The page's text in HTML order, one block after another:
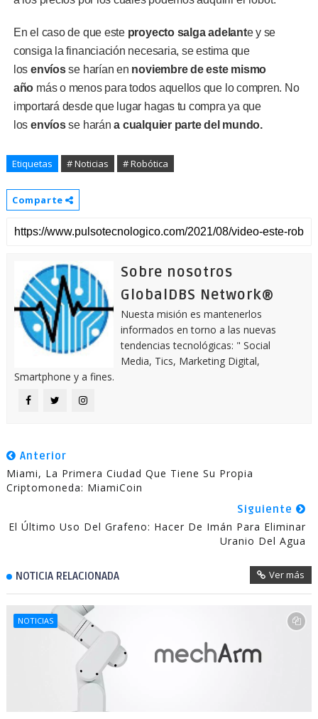
En el caso de que este proyecto salga adelante y se
consiga la financiación necesaria, se estima que
losenvíosse harían en noviembre de este mismo
año más o menos para todos aquellos que lo compren. No
importará desde que lugar hagas tu compra ya que
losenvíosse harána cualquier parte del mundo.
Etiquetas # Noticias # Robótica
Comparte
Sobre nosotros
GlobalDBS Network®
Nuesta misión es mantenerlos
informados en torno a las nuevas
tendencias tecnológicas: " Social
Media, Tics, Marketing Digital,
Smartphone y a fines.
Anterior
Miami, La Primera Ciudad Que Tiene Su Propia
Criptomoneda: MiamiCoin
Siguiente
El Último Uso Del Grafeno: Hacer De Imán Para Eliminar
Uranio Del Agua
NOTICIA RELACIONADA Ver más
NOTICIAS